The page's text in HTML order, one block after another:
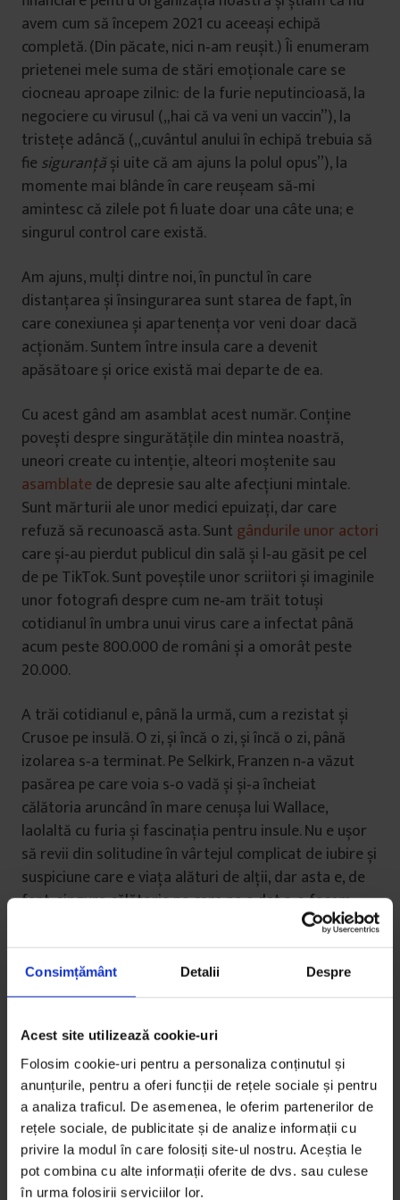
Consimțământ Detalii Despre
Acest site utilizează cookie-uri
Folosim cookie-uri pentru a personaliza conținutul și
anunțurile, pentru a oferi funcții de rețele sociale și pentru
a analiza traficul. De asemenea, le oferim partenerilor de
rețele sociale, de publicitate și de analize informații cu
privire la modul în care folosiți site-ul nostru. Aceștia le
pot combina cu alte informații oferite de dvs. sau culese
în urma folosirii serviciilor lor.
avem cum să începem 2021 cu aceeași echipă
completă. (Din păcate, nici n‐am reușit.) Îi enumeram
prietenei mele suma de stări emoționale care se
ciocneau aproape zilnic: de la furie neputincioasă, la
negociere cu virusul („hai că va veni un vaccin”), la
tristețe adâncă („cuvântul anului în echipă trebuia să
fie siguranțăși uite că am ajuns la polul opus”), la
momente mai blânde în care reușeam să‐mi
amintesc că zilele pot fi luate doar una câte una; e
singurul control care există.
Am ajuns, mulți dintre noi, în punctul în care
distanțarea și însingurarea sunt starea de fapt, în
care conexiunea și apartenența vor veni doar dacă
acționăm. Suntem între insula care a devenit
apăsătoare și orice există mai departe de ea.
Cu acest gând am asamblat acest număr. Conține
povești despre singurătățile din mintea noastră,
uneori create cu intenție, alteori moștenite sau
asamblatede depresie sau alte afecțiuni mintale.
Sunt mărturii ale unor medici epuizați, dar care
refuză să recunoască asta. Sunt gândurile unor actori
care și‐au pierdut publicul din sală și l‐au găsit pe cel
de pe TikTok. Sunt poveștile unor scriitori și imaginile
unor fotografi despre cum ne‐am trăit totuși
cotidianul în umbra unui virus care a infectat până
acum peste 800.000 de români și a omorât peste
20.000.
A trăi cotidianul e, până la urmă, cum a rezistat și
Crusoe pe insulă. O zi, și încă o zi, și încă o zi, până
izolarea s‐a terminat. Pe Selkirk, Franzen n‐a văzut
pasărea pe care voia s‐o vadă și și‐a încheiat
călătoria aruncând în mare cenușa lui Wallace,
laolaltă cu furia și fascinația pentru insule. Nu e ușor
să revii din solitudine în vârtejul complicat de iubire și
suspiciune care e viața alături de alții, dar asta e, de
fapt, singura călătorie pe care ne e dat s‐o facem.
Despre copertă
Coperta a pornit dintr-o
sesiune de brainstorming-joacă
ghidată de editorul vizual Oana Barbonie,
care s-a încheiat cu dorința noastră de a
exemplifica stările ultimelor 12 luni prin
fotografii. De la ideea de a folosi
portrete am ajuns lagridulsimbolic